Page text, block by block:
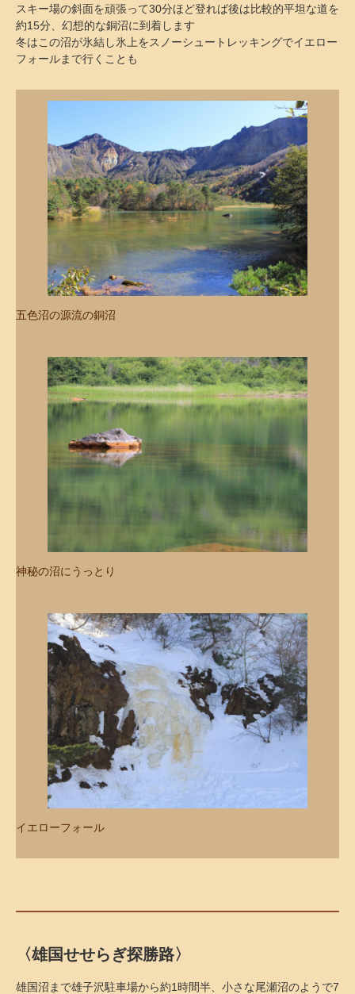
スキー場の斜面を頑張って30分ほど登れば後は比較的平坦な道を
約15分、幻想的な銅沼に到着します
冬はこの沼が氷結し氷上をスノーシュートレッキングでイエロー
フォールまで行くことも
五色沼の源流の銅沼
神秘の沼にうっとり
イエローフォール
〈雄国せせらぎ探勝路〉
雄国沼まで雄子沢駐車場から約1時間半、小さな尾瀬沼のようで7